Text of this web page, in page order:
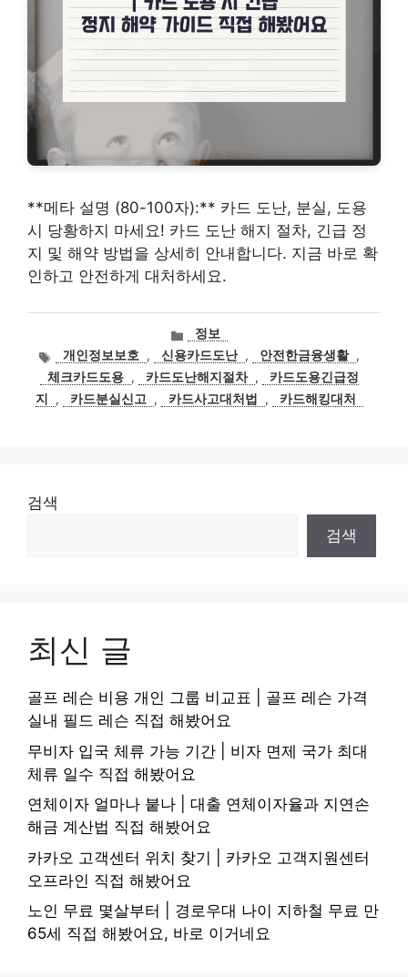
**메타 설명 (80-100자):** 카드 도난, 분실, 도용
시 당황하지 마세요! 카드 도난 해지 절차, 긴급 정
지 및 해약 방법을 상세히 안내합니다. 지금 바로 확
인하고 안전하게 대처하세요.
카
테
고
리
정보
태
그
개인정보보호 , 신용카드도난 , 안전한금융생활 ,
체크카드도용 , 카드도난해지절차 ,
카드도용긴급정
지
, 카드분실신고 , 카드사고대처법 , 카드해킹대처
검색
검색
최신 글
골프 레슨 비용 개인 그룹 비교표 | 골프 레슨 가격
실내 필드 레슨 직접 해봤어요
무비자 입국 체류 가능 기간 | 비자 면제 국가 최대
체류 일수 직접 해봤어요
연체이자 얼마나 붙나 | 대출 연체이자율과 지연손
해금 계산법 직접 해봤어요
카카오 고객센터 위치 찾기 | 카카오 고객지원센터
오프라인 직접 해봤어요
노인 무료 몇살부터 | 경로우대 나이 지하철 무료 만
65세 직접 해봤어요, 바로 이거네요